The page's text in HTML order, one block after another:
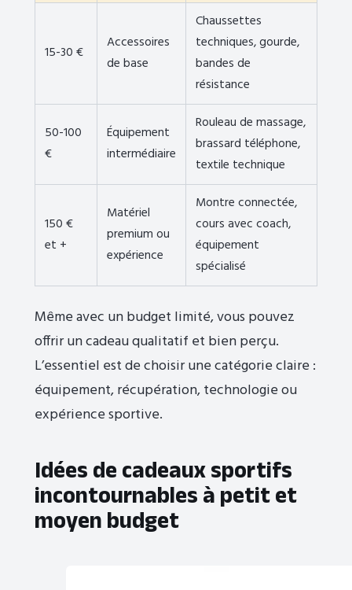
15-30 €
Accessoires
de base
Chaussettes
techniques, gourde,
bandes de
résistance
50-100
€
Équipement
intermédiaire
Rouleau de massage,
brassard téléphone,
textile technique
150 €
et +
Matériel
premium ou
expérience
Montre connectée,
cours avec coach,
équipement
spécialisé
Même avec un budget limité, vous pouvez
offrir un cadeau qualitatif et bien perçu.
L’essentiel est de choisir une catégorie claire :
équipement, récupération, technologie ou
expérience sportive.
Idées de cadeaux sportifs
incontournables à petit et
moyen budget